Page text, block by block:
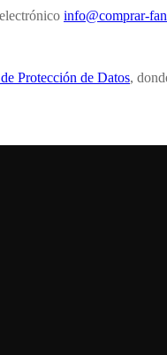
info@comprar-
Protección de Datos,